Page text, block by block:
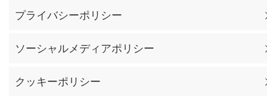
プライバシーポリシー
ソーシャルメディアポリシー
クッキーポリシー